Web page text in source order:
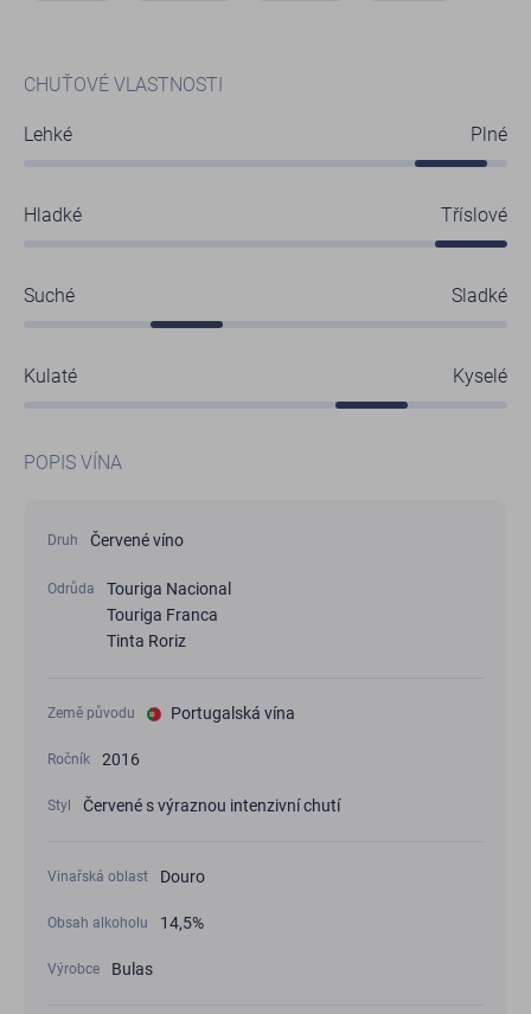
CHUŤOVÉ VLASTNOSTI
Lehké Plné
Hladké Tříslové
Suché Sladké
Kulaté Kyselé
POPIS VÍNA
Druh Červené víno
Odrůda
Touriga Nacional
Touriga Franca
Tinta Roriz
Země původu Portugalská vína
Ročník 2016
Styl Červené s výraznou intenzivní chutí
Vinařská oblast Douro
Obsah alkoholu 14,5%
Výrobce Bulas